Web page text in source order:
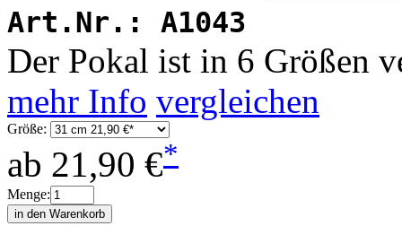
Art.Nr.: A1043
Der Pokal ist in 6 Größen
mehr Info vergleichen
Größe:
ab 21,90 €*
Menge: